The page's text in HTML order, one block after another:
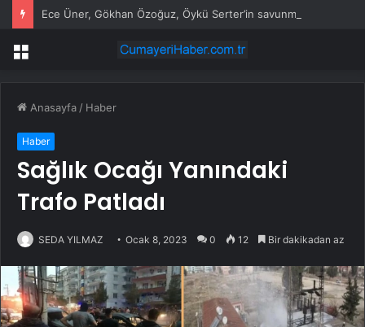
Menü
Anasayfa / Haber
Haber
Sağlık Ocağı Yanındaki
Trafo Patladı
SEDA YILMAZ Ocak 8, 2023 0 12 Bir dakikadan az